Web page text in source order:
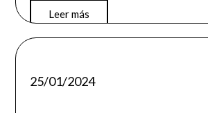
Leer más
25/01/2024